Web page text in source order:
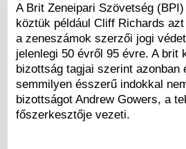
A Brit Zeneipari Szövetség
köztük például Cliff Richards
a zeneszámok szerzői jogi
jelenlegi 50 évről 95 évre. A
bizottság tagjai szerint
semmilyen ésszerű indokkal
bizottságot Andrew Gowers, a
főszerkesztője vezeti.